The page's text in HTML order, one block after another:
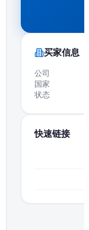
sunflower oil
购
需求持续增长。
采购需求的
求?
采购批发 refined
需求?
价"按钮,将批发
买家是否已认
买家信息
公司
国家
状态
快速链接